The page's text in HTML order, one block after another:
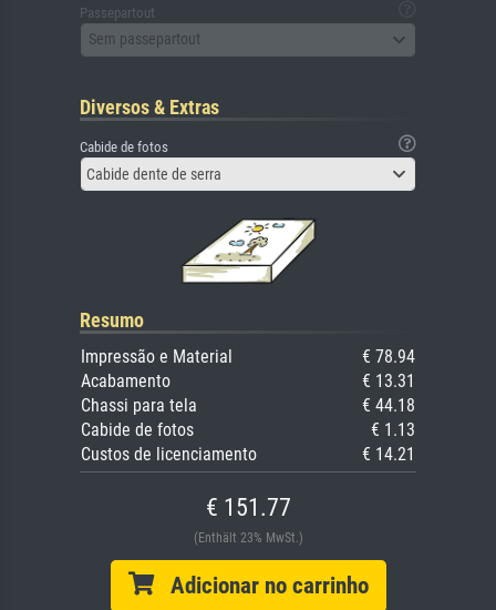
Passepartout
Sem passepartout
Diversos & Extras
Cabide de fotos
Cabide dente de serra
Resumo
Impressão e Material
€ 78.94
Acabamento
€ 13.31
Chassi para tela
€ 44.18
Cabide de fotos
€ 1.13
Custos de licenciamento
€ 14.21
€ 151.77
(Enthält 23% MwSt.)
Adicionar no carrinho